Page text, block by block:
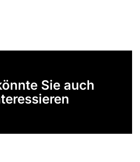
Sie auch